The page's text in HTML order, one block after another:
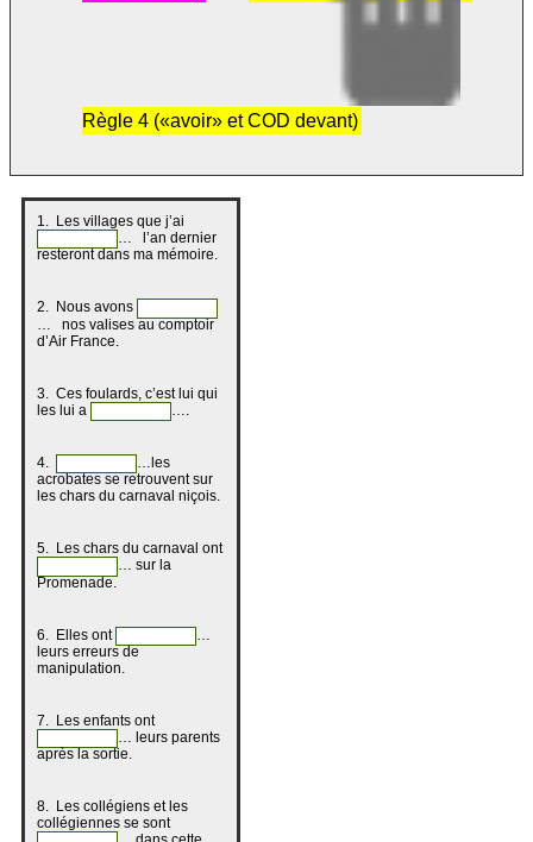
Règle 4 («avoir» et COD devant)
1. Les villages que j’ai
… l’an dernier
resteront dans ma mémoire.
2. Nous avons
… nos valises au comptoir
d’Air France.
3. Ces foulards, c’est lui qui
les lui a
….
4.
…les
acrobates se retrouvent sur
les chars du carnaval niçois.
5. Les chars du carnaval ont
… sur la
Promenade.
6. Elles ont
…
leurs erreurs de
manipulation.
7. Les enfants ont
… leurs parents
après la sortie.
8. Les collégiens et les
collégiennes se sont